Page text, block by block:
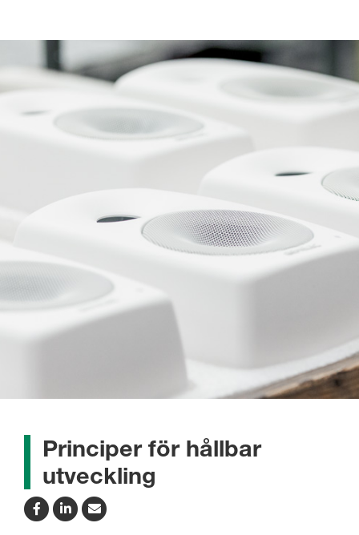
Principer för hållbar
utveckling